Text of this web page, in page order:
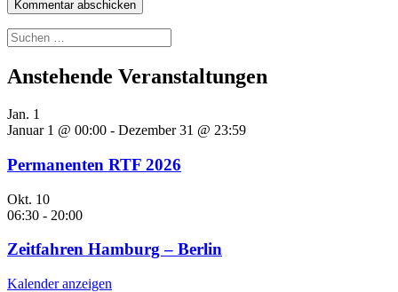
Suchen
nach:
Anstehende Veranstaltungen
Jan. 1
Januar 1 @ 00:00 - Dezember 31 @ 23:59
Permanenten RTF 2026
Okt. 10
06:30 - 20:00
Zeitfahren Hamburg – Berlin
Kalender anzeigen